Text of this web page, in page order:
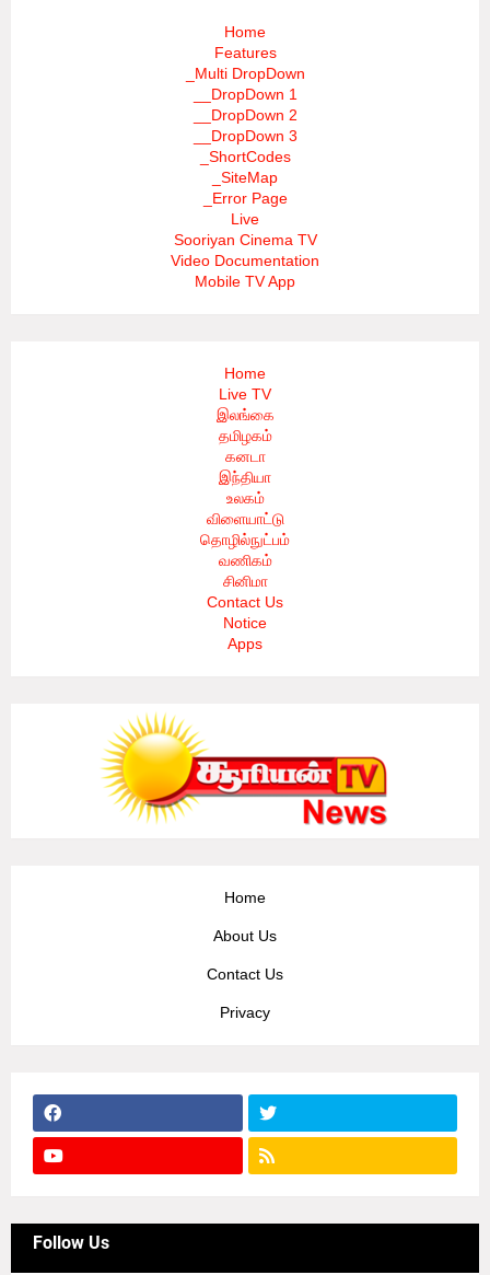
Home
Features
_Multi DropDown
__DropDown 1
__DropDown 2
__DropDown 3
_ShortCodes
_SiteMap
_Error Page
Live
Sooriyan Cinema TV
Video Documentation
Mobile TV App
Home
Live TV
இலங்கை
தமிழகம்
கனடா
இந்தியா
உலகம்
விளையாட்டு
தொழில்நுட்பம்
வணிகம்
சினிமா
Contact Us
Notice
Apps
Home
About Us
Contact Us
Privacy
Follow Us